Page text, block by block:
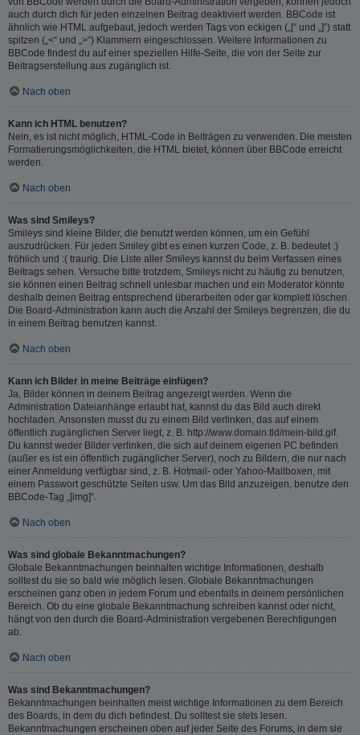
auch durch dich für jeden einzelnen Beitrag deaktiviert werden. BBCode ist
ähnlich wie HTML aufgebaut, jedoch werden Tags von eckigen („[“ und „]“) statt
spitzen („<“ und „>“) Klammern eingeschlossen. Weitere Informationen zu
BBCode findest du auf einer speziellen Hilfe-Seite, die von der Seite zur
Beitragserstellung aus zugänglich ist.
Nach oben
Kann ich HTML benutzen?
Nein, es ist nicht möglich, HTML-Code in Beiträgen zu verwenden. Die meisten
Formatierungsmöglichkeiten, die HTML bietet, können über BBCode erreicht
werden.
Nach oben
Was sind Smileys?
Smileys sind kleine Bilder, die benutzt werden können, um ein Gefühl
auszudrücken. Für jeden Smiley gibt es einen kurzen Code, z. B. bedeutet :)
fröhlich und :( traurig. Die Liste aller Smileys kannst du beim Verfassen eines
Beitrags sehen. Versuche bitte trotzdem, Smileys nicht zu häufig zu benutzen,
sie können einen Beitrag schnell unlesbar machen und ein Moderator könnte
deshalb deinen Beitrag entsprechend überarbeiten oder gar komplett löschen.
Die Board-Administration kann auch die Anzahl der Smileys begrenzen, die du
in einem Beitrag benutzen kannst.
Nach oben
Kann ich Bilder in meine Beiträge einfügen?
Ja, Bilder können in deinem Beitrag angezeigt werden. Wenn die
Administration Dateianhänge erlaubt hat, kannst du das Bild auch direkt
hochladen. Ansonsten musst du zu einem Bild verlinken, das auf einem
öffentlich zugänglichen Server liegt, z. B. http://www.domain.tld/mein-bild.gif.
Du kannst weder Bilder verlinken, die sich auf deinem eigenen PC befinden
(außer es ist ein öffentlich zugänglicher Server), noch zu Bildern, die nur nach
einer Anmeldung verfügbar sind, z. B. Hotmail- oder Yahoo-Mailboxen, mit
einem Passwort geschützte Seiten usw. Um das Bild anzuzeigen, benutze den
BBCode-Tag „[img]“.
Nach oben
Was sind globale Bekanntmachungen?
Globale Bekanntmachungen beinhalten wichtige Informationen, deshalb
solltest du sie so bald wie möglich lesen. Globale Bekanntmachungen
erscheinen ganz oben in jedem Forum und ebenfalls in deinem persönlichen
Bereich. Ob du eine globale Bekanntmachung schreiben kannst oder nicht,
hängt von den durch die Board-Administration vergebenen Berechtigungen
ab.
Nach oben
Was sind Bekanntmachungen?
Bekanntmachungen beinhalten meist wichtige Informationen zu dem Bereich
des Boards, in dem du dich befindest. Du solltest sie stets lesen.
Bekanntmachungen erscheinen oben auf jeder Seite des Forums, in dem sie